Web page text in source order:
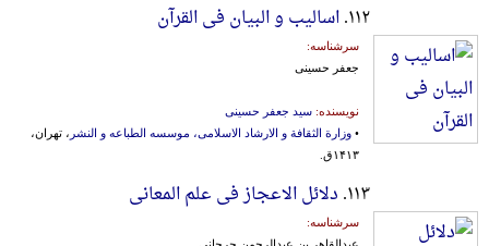
۱۱۲. اسالیب و البیان فی القرآن
سرشناسه:
جعفر حسینی
نویسنده: سید جعفر حسینی
• وزارة الثقافة و الارشاد الاسلامی، موسسه‌ ‌الطبا‌عه‌ و ‌النشر ، تهران،
۱۴۱۳ق.
۱۱۳. دلائل الاعجاز فی علم المعانی
سرشناسه: